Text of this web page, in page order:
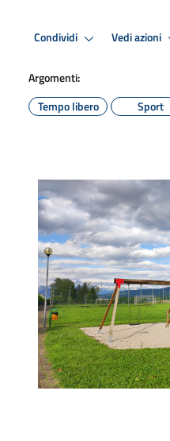
Condividi Vedi azioni
Argomenti:
Tempo libero
Sport